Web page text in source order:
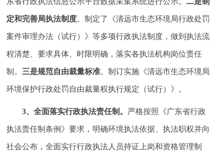
定和完善局执法制度。制定了《清远市生态环境局行政处罚
案件审理办法（试行）》等多项行政执法制度，做到执法流
程清楚、要求具体、时限明确，落实各执法机构岗位责任
制。三是规范自由裁量标准。制订实施《清远市生态环境局
环境保护行政处罚自由裁量权执行规定（试行）》。
3、全面落实行政执法责任制 。 严格按照《广东省行政
执法责任制条例》要求，明确环境执法依据、执法职权并向
社会公布，全面实行行政执法人员持证上岗和资格管理制